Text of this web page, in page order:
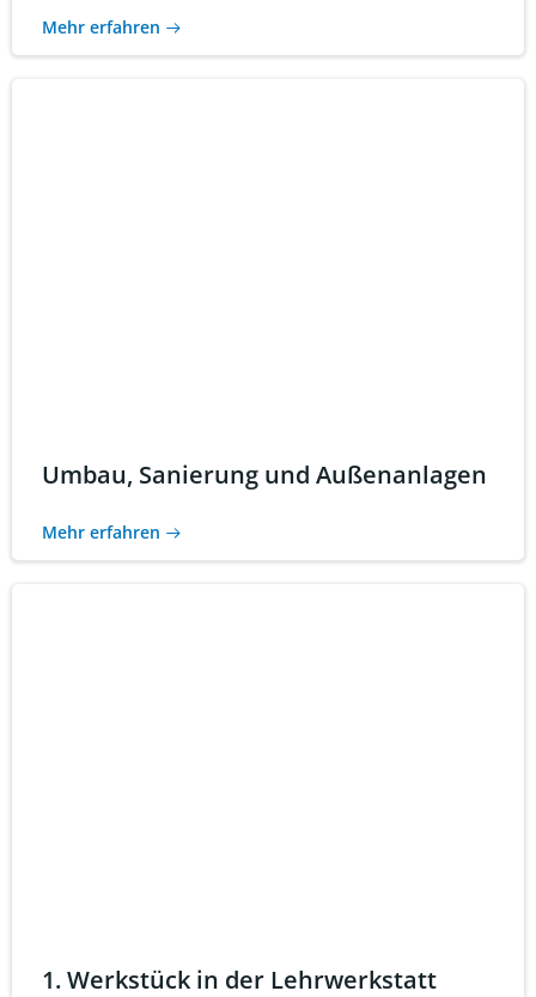
Mehr erfahren
Umbau, Sanierung und Außenanlagen
Mehr erfahren
1. Werkstück in der Lehrwerkstatt